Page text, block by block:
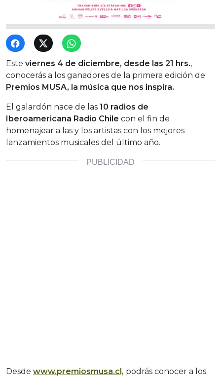
Este viernes 4 de diciembre, desde las 21 hrs.,
conocerás a los ganadores de la primera edición de
Premios MUSA, la música que nos inspira.
El galardón nace de las 10 radios de
Iberoamericana Radio Chile con el fin de
homenajear a las y los artistas con los mejores
lanzamientos musicales del último año.
Desde www.premiosmusa.cl, podrás conocer a los